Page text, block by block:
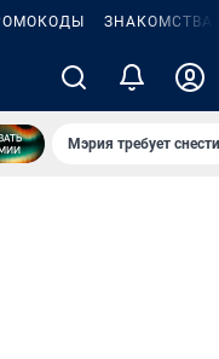
ЗНАКОМСТВА
Мэрия требует